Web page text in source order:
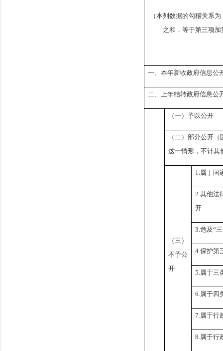
（本列数据的勾稽关系
之和，等于第三项
一、本年新收政府信息公
二、上年结转政府信息公
（一）予以公开
（二）部分公开（
这一情形，不计其
（三）
不予公
开
1.属于国
2.其他法
开
3.危及“
4.保护第
5.属于三
6.属于四
7.属于行
8.属于行